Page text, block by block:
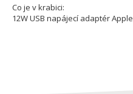
Co je v krabici:
12W USB napájecí adaptér Apple